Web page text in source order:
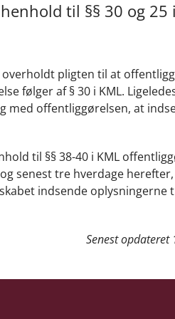
til §§ 30 og 25
overholdt pligten til at
følger af § 30 i KML.
med offentliggørelsen, at
til §§ 38-40 i KML
senest tre hverdage herefter,
indsende oplysningerne
Senest opdateret